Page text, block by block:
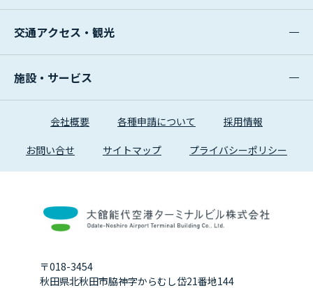
交通アクセス・観光
施設・サービス
会社概要 各種申請について 採用情報
お問い合せ サイトマップ プライバシーポリシー
〒018-3454
秋田県北秋田市脇神字からむし岱21番地144